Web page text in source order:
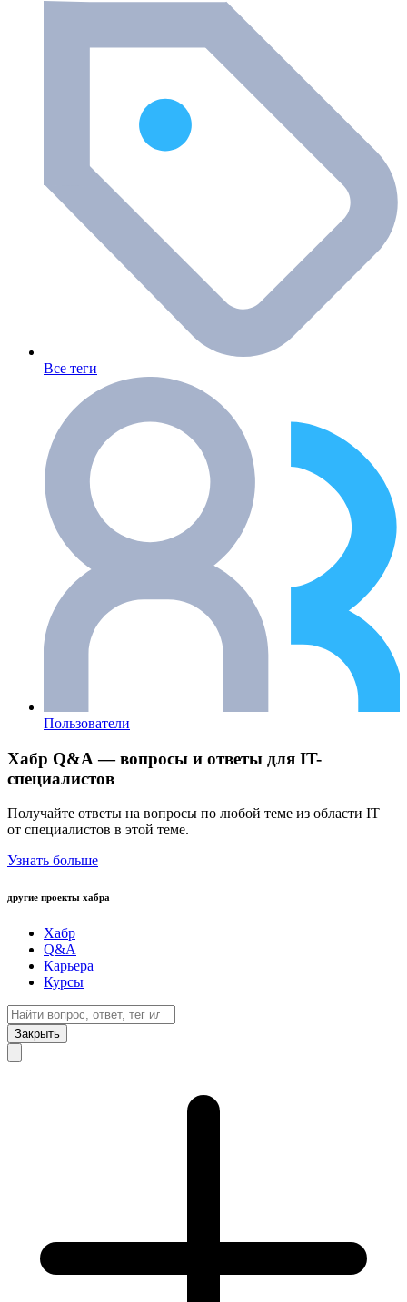
Все теги
Пользователи
Хабр Q&A — вопросы и ответы для IT-
специалистов
Получайте ответы на вопросы по любой теме из области IT
от специалистов в этой теме.
Узнать больше
другие проекты хабра
Хабр
Q&A
Карьера
Курсы
Закрыть